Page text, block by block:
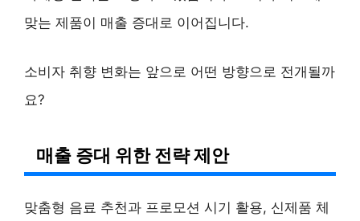
맞는 제품이 매출 증대로 이어집니다.
소비자 취향 변화는 앞으로 어떤 방향으로 전개될까
요?
매출 증대 위한 전략 제안
맞춤형 음료 추천과 프로모션 시기 활용, 신제품 체